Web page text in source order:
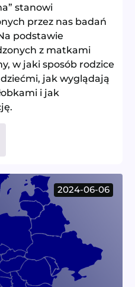
stanowi
przez nas badań
podstawie
z matkami
w jaki sposób rodzice
jak wyglądają
i jak
Opieka
w
oczami
rodziców
2024-06-06